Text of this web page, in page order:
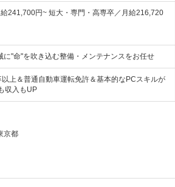
241,700円~ 短大・専門・高専卒／月給216,720
"命"を吹き込む整備・メンテナンスをお任せ
上＆普通自動車運転免許＆基本的なPCスキルが
収入もUP
京都